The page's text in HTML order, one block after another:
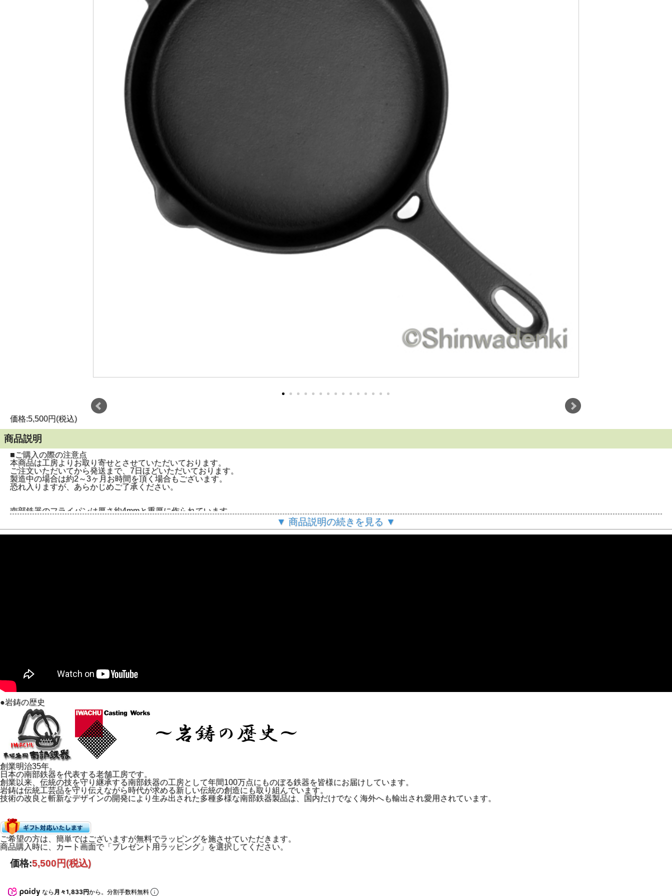
価格:5,500円(税込)
商品説明
■ご購入の際の注意点
本商品は工房よりお取り寄せとさせていただいております。
ご注文いただいてから発送まで、7日ほどいただいております。
製造中の場合は約2～3ヶ月お時間を頂く場合もございます。
恐れ入りますが、あらかじめご了承ください。
南部鉄器のフライパンは厚さ約4mmと重厚に作られています。
両サイドに便利な注ぎ口・収納フック付です。
クラシックで美しいデザインも魅力です。
キッチンに置いておくだけでも存在感があります。
お料理だけでなく見た目にも楽しむことができます。
熱源はガス・IH対応。
※200VのIHでお使いの場合、強火で加熱すると底部が変形する可能性がございます。
中火程度でお使いください。
100V IHでは強火でご使用可能です。
※刻印デザインは、製造ロットにより異なる場合がございます。
製造販売元：岩鋳
サイズ
内径：W16.5cm x H3cm
外寸：W30cm x D19cm x H4cm
底部径：約15cm
生産国：日本（岩手県）
対応熱源：直火、IH電磁調理器（100V・200V）
包装形態・付属品：専用箱、取扱説明書
▼ 商品説明の続きを見る ▼
●岩鋳の歴史
創業明治35年。
日本の南部鉄器を代表する老舗工房です。
創業以来、伝統の技を守り継承する南部鉄器の工房として年間100万点にものぼる鉄器を皆様にお届けしています。
岩鋳は伝統工芸品を守り伝えながら時代が求める新しい伝統の創造にも取り組んでいます。
技術の改良と斬新なデザインの開発により生み出された多種多様な南部鉄器製品は、国内だけでなく海外へも輸出され愛用されています。
ご希望の方は、簡単ではございますが無料でラッピングを施させていただきます。
商品購入時に、カート画面で「プレゼント用ラッピング」を選択してください。
価格:5,500円(税込)
なら月々1,833円から。分割手数料無料